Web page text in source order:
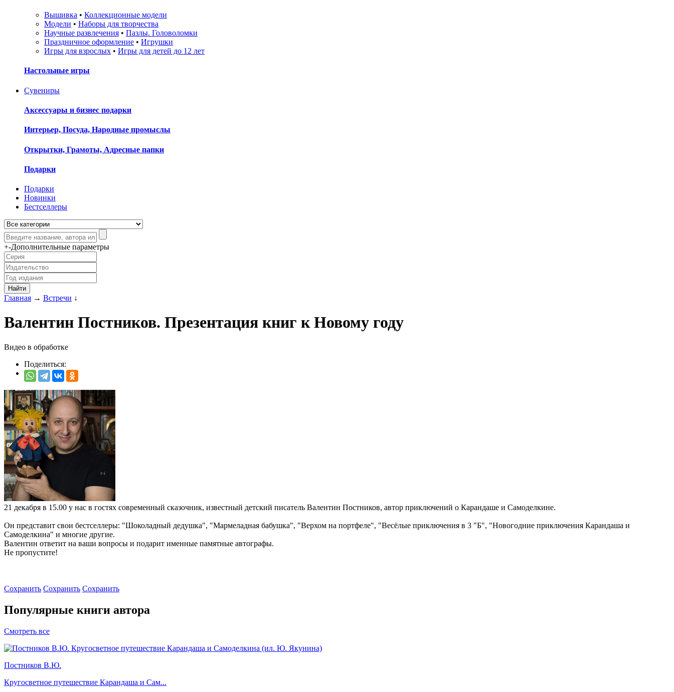
Вышивка • Коллекционные модели
Модели • Наборы для творчества
Научные развлечения • Пазлы. Головоломки
Праздничное оформление • Игрушки
Игры для взрослых • Игры для детей до 12 лет
Настольные игры
Сувениры
Аксессуары и бизнес подарки
Интерьер, Посуда, Народные промыслы
Открытки, Грамоты, Адресные папки
Подарки
Подарки
Новинки
Бестселлеры
+-Дополнительные параметры
Главная → Встречи ↓
Валентин Постников. Презентация книг к Новому году
Видео в обработке
Поделиться:
21 декабря в 15.00 у нас в гостях современный сказочник, известный детский писатель Валентин Постников, автор приключений о Карандаше и Самоделкине.
Он представит свои бестселлеры: "Шоколадный дедушка", "Мармеладная бабушка", "Верхом на портфеле", "Весёлые приключения в 3 "Б", "Новогодние приключения Карандаша и
Самоделкина" и многие другие.
Валентин ответит на ваши вопросы и подарит именные памятные автографы.
Не пропустите!
Сохранить Сохранить Сохранить
Популярные книги автора
Смотреть все
Постников В.Ю.
Кругосветное путешествие Карандаша и Сам...